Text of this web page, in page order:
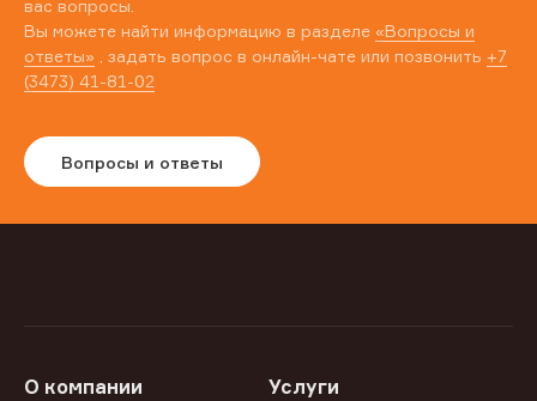
вас вопросы.
Вы можете найти информацию в разделе «Вопросы и
ответы» , задать вопрос в онлайн-чате или позвонить +7
(3473) 41-81-02
Вопросы и ответы
О компании Услуги